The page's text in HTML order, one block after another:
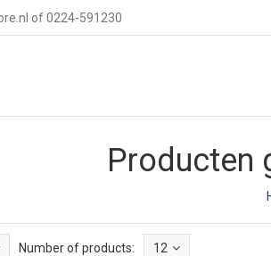
of 0224-591230
Producten
Number of products: 12